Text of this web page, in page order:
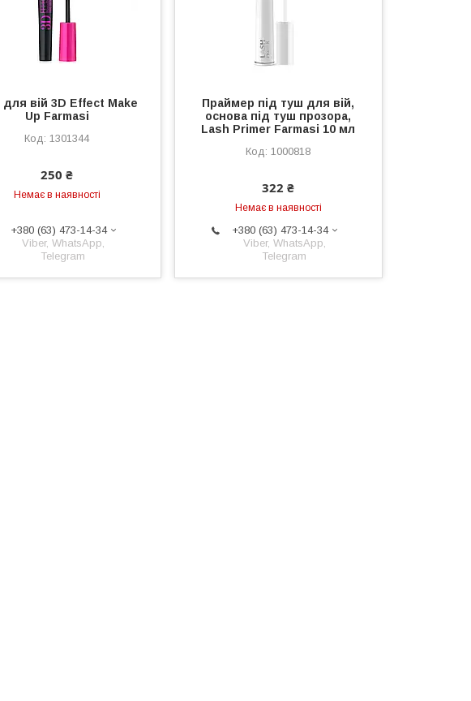
вій 3D Effect Make
Up Farmasi
1301344
250 ₴
Немає в наявності
+380 (63) 473-14-34
Viber, WhatsApp,
Telegram
Праймер під туш для вій,
основа під туш прозора,
Lash Primer Farmasi 10 мл
1000818
322 ₴
Немає в наявності
+380 (63) 473-14-34
Viber, WhatsApp,
Telegram